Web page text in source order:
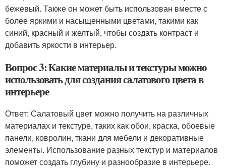
бежевый. Также он может быть использован вместе с
более яркими и насыщенными цветами, такими как
синий, красный и желтый, чтобы создать контраст и
добавить яркости в интерьер.
Вопрос 3: Какие материалы и текстуры можно
использовать для создания салатового цвета в
интерьере
Ответ: Салатовый цвет можно получить на различных
материалах и текстуре, таких как обои, краска, обоевые
панели, ковролин, ткани для мебели и декоративные
элементы. Использование разных текстур и материалов
поможет создать глубину и разнообразие в интерьере.